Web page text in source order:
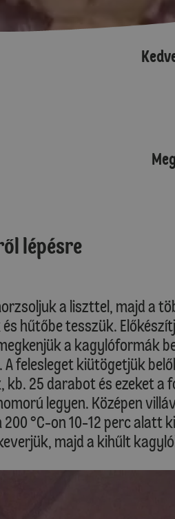
lépésre
a liszttel, majd a
hűtőbe tesszük.
a kagylóformák
felesleget kiütögetjük
kb. 25 darabot és ezeket a
legyen. Középen
°C-on 10-12 perc alatt
majd a kihűlt